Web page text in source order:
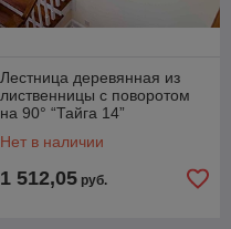
Лестница деревянная из
лиственницы с поворотом
на 90° “Тайга 14”
Нет в наличии
1 512,05 руб.